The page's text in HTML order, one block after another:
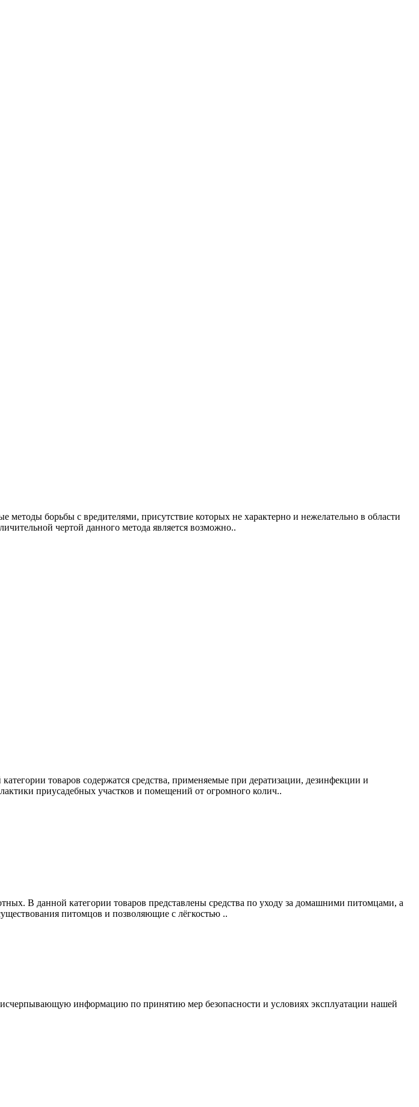
борьбы с вредителями, присутствие которых не характерно и нежелательно в области
чертой данного метода является возможно..
товаров содержатся средства, применяемые при дератизации, дезинфекции и
приусадебных участков и помещений от огромного колич..
В данной категории товаров представлены средства по уходу за домашними питомцами, а
питомцов и позволяющие с лёгкостью ..
информацию по принятию мер безопасности и условиях эксплуатации нашей